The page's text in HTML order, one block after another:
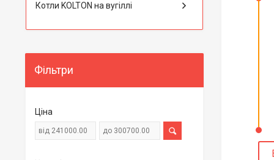
Котли KOLTON на вугіллі
Фільтри
Ціна